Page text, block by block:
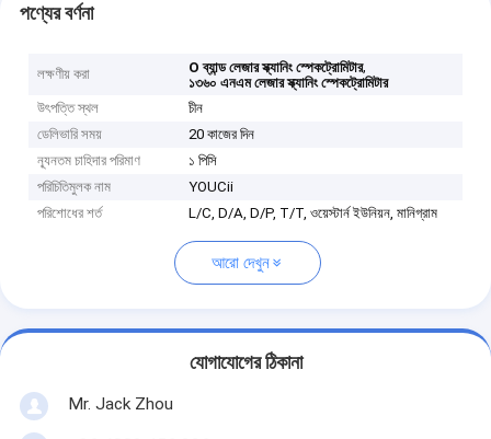
পণ্যের বর্ণনা
লক্ষণীয় করা O ব্যান্ড লেজার স্ক্যানিং স্পেকট্রোমিটার,
১৩৬০ এনএম লেজার স্ক্যানিং স্পেকট্রোমিটার
উৎপত্তি স্থল
চীন
ডেলিভারি সময়
20 কাজের দিন
ন্যূনতম চাহিদার পরিমাণ
১ পিসি
পরিচিতিমুলক নাম
YOUCii
পরিশোধের শর্ত
L/C, D/A, D/P, T/T, ওয়েস্টার্ন ইউনিয়ন, মানিগ্রাম
আরো দেখুন
যোগাযোগের ঠিকানা
Mr. Jack Zhou